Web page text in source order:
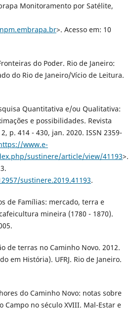
Monitoramento por Satélite,
>. Acesso em: 10
do Poder. Rio de Janeiro:
do Rio de Janeiro/Vício de Leitura.
Quantitativa e/ou Qualitativa:
e possibilidades. Revista
p. 414 - 430, jan. 2020. ISSN 2359-
www.e-
sustinere/article/view/41193>.
sustinere.2019.41193.
de Famílias: mercado, terra e
mineira (1780 - 1870).
de terras no Caminho Novo. 2012.
em História). UFRJ. Rio de Janeiro.
do Caminho Novo: notas sobre
Campo no século XVIII. Mal-Estar e